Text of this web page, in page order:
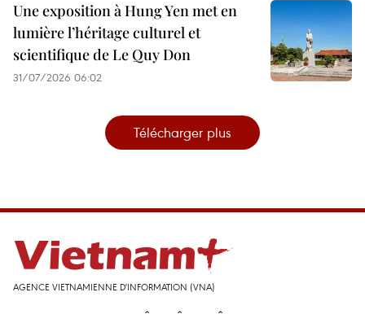
Une exposition à Hung Yen met en
lumière l’héritage culturel et
scientifique de Le Quy Don
31/07/2026 06:02
Télécharger plus
AGENCE VIETNAMIENNE D'INFORMATION (VNA)